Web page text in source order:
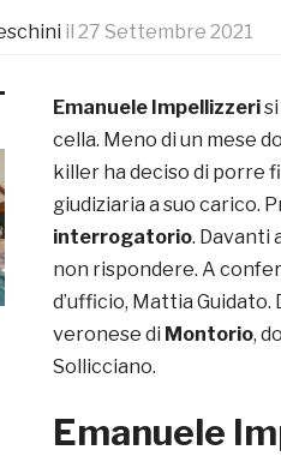
il 27 Settembre 2021
Emanuele Impellizzeri
cella. Meno di un mese
killer ha deciso di porre
giudiziaria a suo carico.
interrogatorio. Davanti
non rispondere. A
d’ufficio, Mattia
veronese di Montorio,
Sollicciano.
Emanuele